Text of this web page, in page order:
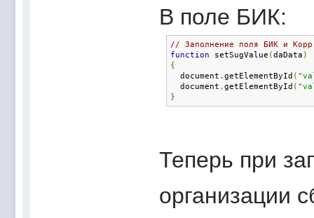
В поле БИК:
// Заполнение поля БИК и
function setSugValue (daData )
{
document . getElementById (
document . getElementById (
}
Теперь при
организации